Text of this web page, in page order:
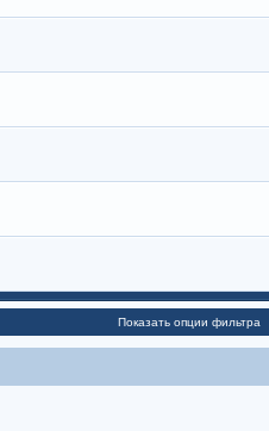
Показать опции фильтра